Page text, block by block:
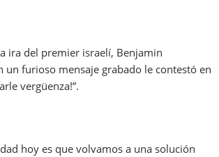
ira del premier israelí, Benjamin
un furioso mensaje grabado le contestó en
vergüenza!”.
hoy es que volvamos a una solución